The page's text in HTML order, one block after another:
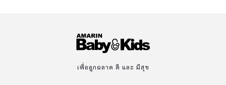
เพื่อลูกฉลาด ดี และ มีสุข